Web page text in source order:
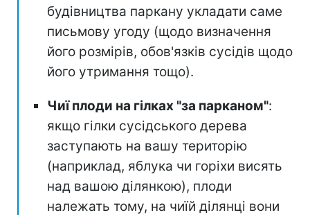
будівництва паркану укладати саме
письмову угоду (щодо визначення
його розмірів, обов'язків сусідів щодо
його утримання тощо).
Чиї плоди на гілках "за парканом":
якщо гілки сусідського дерева
заступають на вашу територію
(наприклад, яблука чи горіхи висять
над вашою ділянкою), плоди
належать тому, на чиїй ділянці вони